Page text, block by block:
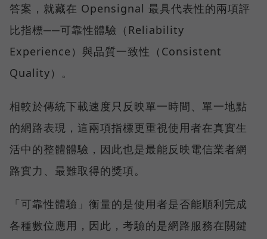
答案，就藏在 Opensignal 最具代表性的兩項評
比指標──可靠性體驗（Reliability
Experience）與品質一致性（Consistent
Quality）。
相較於傳統下載速度只反映單一時間、單一地點
的網路表現，這兩項指標更重視使用者在真實生
活中的整體體驗，因此也是最能反映電信業者網
路實力、最難取得的獎項。
「可靠性體驗」衡量的是使用者是否能順利完成
各種數位應用，因此，考驗的是網路服務在關鍵